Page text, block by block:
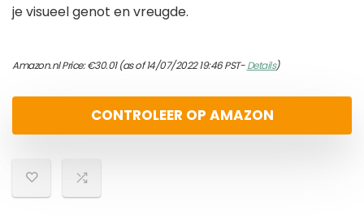
je visueel genot en vreugde.
Amazon.nl Price:€30.01(as of 14/07/2022 19:46 PST-Details)
CONTROLEER OP AMAZON